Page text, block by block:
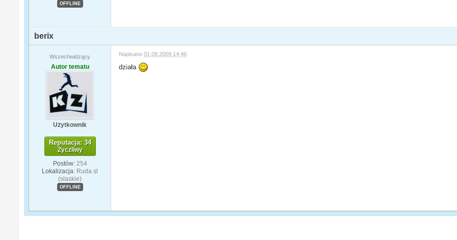
OFFLINE
berix
Wszechwidzący
Autor tematu
Użytkownik
Reputacja: 34
Życzliwy
Postów: 254
Lokalizacja: Ruda sl
(slaskie)
OFFLINE
Napisano01.09.2009 14:46
działa